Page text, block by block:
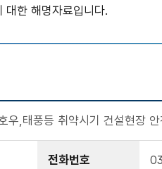
대한 해명자료입니다.
우,태풍등 취약시기 건설현장
전화번호